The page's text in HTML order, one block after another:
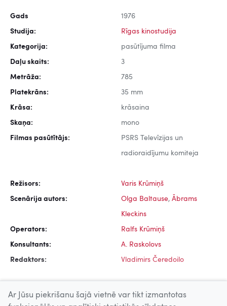
Gads 1976
Studija: Rīgas kinostudija
Kategorija: pasūtījuma filma
Daļu skaits: 3
Metrāža: 785
Platekrāns: 35 mm
Krāsa: krāsaina
Skaņa: mono
Filmas pasūtītājs: PSRS Televīzijas un
radioraidījumu komiteja
Režisors: Varis Krūmiņš
Scenārija autors: Olga Baltause, Ābrams
Kleckins
Operators: Ralfs Krūmiņš
Konsultants: A. Raskolovs
Redaktors: Vladimirs Čeredoilo
Ar Jūsu piekrišanu šajā vietnē var tikt izmantotas